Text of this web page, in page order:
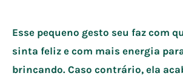
Esse pequeno gesto seu faz com
sinta feliz e com mais energia
brincando. Caso contrário, ela